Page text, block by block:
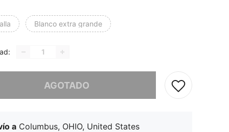
Blanco extra grande
AGOTADO
a Columbus, OHIO, United States